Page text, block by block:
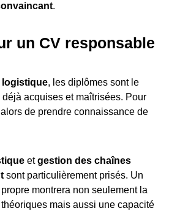
.
un CV responsable
logistique, les diplômes sont le
acquises et maîtrisées. Pour
de prendre connaissance de
etgestion des chaînes
sont particulièrement prisés. Un
montrera non seulement la
mais aussi une capacité